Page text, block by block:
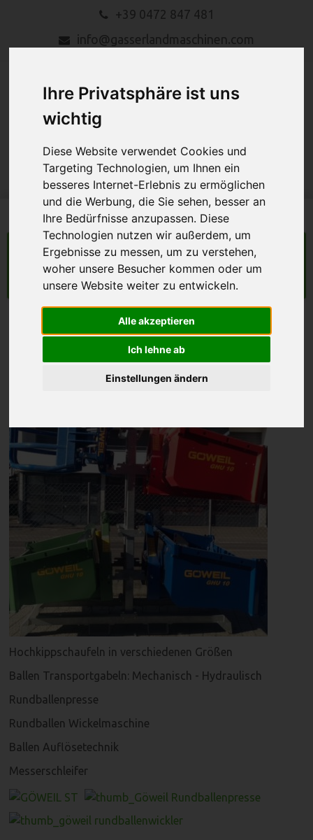
Ihre Privatsphäre ist uns
wichtig
Diese Website verwendet Cookies und
Targeting Technologien, um Ihnen ein
besseres Internet-Erlebnis zu ermöglichen
und die Werbung, die Sie sehen, besser an
Ihre Bedürfnisse anzupassen. Diese
Technologien nutzen wir außerdem, um
Ergebnisse zu messen, um zu verstehen,
woher unsere Besucher kommen oder um
unsere Website weiter zu entwickeln.
Alle akzeptieren
Ich lehne ab
Einstellungen ändern
+39 0472 847 481
info@gasserlandmaschinen.com
MENU
LANDMASCHINEN
GÖWEIL
Hochkippschaufeln in verschiedenen Größen
Ballen Transportgabeln: Mechanisch - Hydraulisch
Rundballenpresse
Rundballen Wickelmaschine
Ballen Auflösetechnik
Messerschleifer